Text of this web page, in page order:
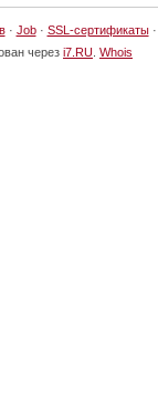
· Job· SSL-сертификаты·
через i7.RU Whois